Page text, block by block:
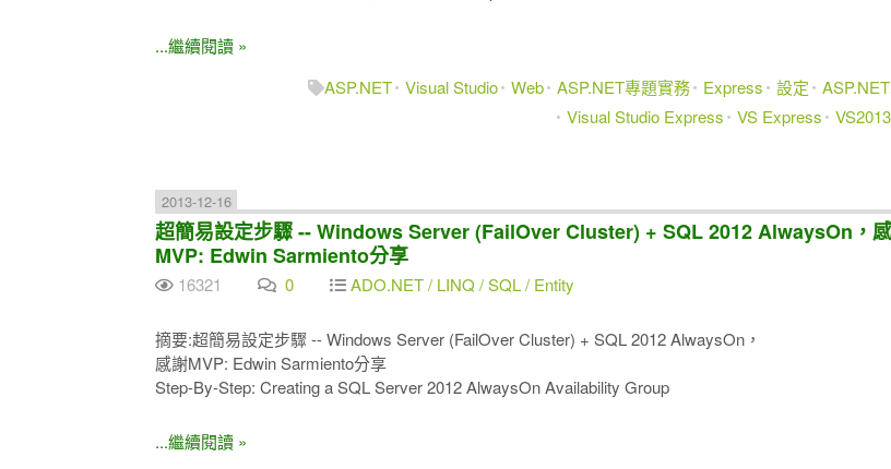
...繼續閱讀 »
ASP.NET Visual Studio Web ASP.NET專題實務 Express 設定
Visual Studio Express
VS Express
2013-12-16
超簡易設定步驟 -- Windows Server (FailOver Cluster) + SQL 2012 AlwaysOn，
MVP: Edwin Sarmiento分享
16321 0 ADO.NET / LINQ / SQL / Entity
摘要:超簡易設定步驟 -- Windows Server (FailOver Cluster) + SQL 2012 AlwaysOn，
感謝MVP: Edwin Sarmiento分享
Step-By-Step: Creating a SQL Server 2012 AlwaysOn Availability Group
...繼續閱讀 »